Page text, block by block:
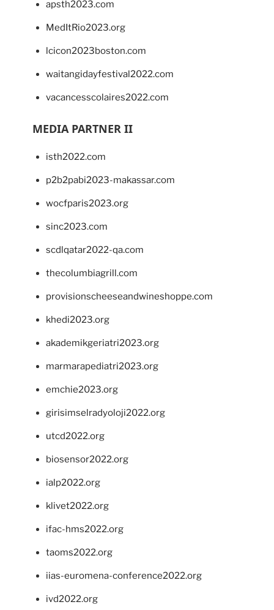
apsth2023.com
MedItRio2023.org
lcicon2023boston.com
waitangidayfestival2022.com
vacancesscolaires2022.com
MEDIA PARTNER II
isth2022.com
p2b2pabi2023-makassar.com
wocfparis2023.org
sinc2023.com
scdlqatar2022-qa.com
thecolumbiagrill.com
provisionscheeseandwineshoppe.com
khedi2023.org
akademikgeriatri2023.org
marmarapediatri2023.org
emchie2023.org
girisimselradyoloji2022.org
utcd2022.org
biosensor2022.org
ialp2022.org
klivet2022.org
ifac-hms2022.org
taoms2022.org
iias-euromena-conference2022.org
ivd2022.org